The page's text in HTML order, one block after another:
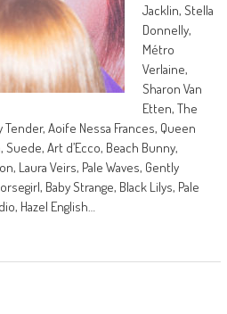
Jacklin, Stella
Donnelly,
Métro
Verlaine,
Sharon Van
Etten, The
Aoife Nessa Frances, Queen
Suede, Art d’Ecco, Beach Bunny,
Laura Veirs, Pale Waves, Gently
Baby Strange, Black Lilys, Pale
Hazel English…